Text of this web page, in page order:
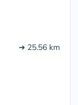
➔ 25.56 km